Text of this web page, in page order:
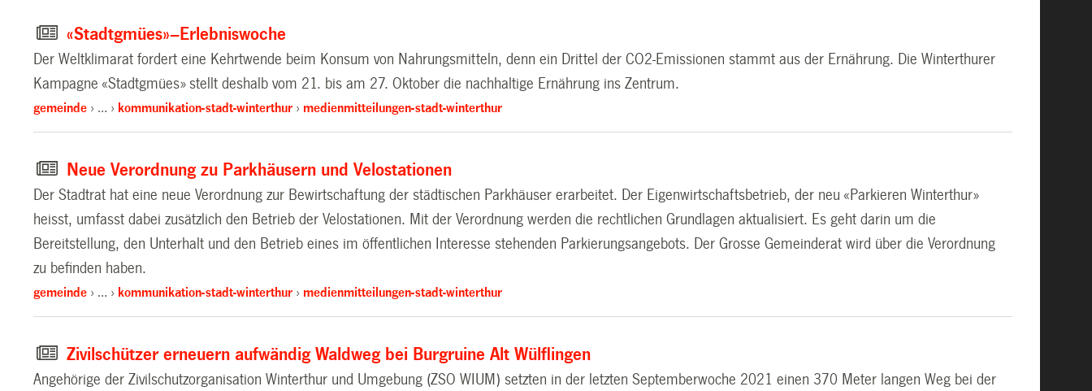
«Stadtgmües»–Erlebniswoche
Der Weltklimarat fordert eine Kehrtwende beim Konsum von Nahrungsmitteln, denn ein Drittel der CO2-Emissionen stammt aus der Ernährung. Die Winterthurer
Kampagne «Stadtgmües» stellt deshalb vom 21. bis am 27. Oktober die nachhaltige Ernährung ins Zentrum.
gemeinde … kommunikation-stadt-winterthur medienmitteilungen-stadt-winterthur
Neue Verordnung zu Parkhäusern und Velostationen
Der Stadtrat hat eine neue Verordnung zur Bewirtschaftung der städtischen Parkhäuser erarbeitet. Der Eigenwirtschaftsbetrieb, der neu «Parkieren Winterthur»
heisst, umfasst dabei zusätzlich den Betrieb der Velostationen. Mit der Verordnung werden die rechtlichen Grundlagen aktualisiert. Es geht darin um die
Bereitstellung, den Unterhalt und den Betrieb eines im öffentlichen Interesse stehenden Parkierungsangebots. Der Grosse Gemeinderat wird über die Verordnung
zu befinden haben.
gemeinde … kommunikation-stadt-winterthur medienmitteilungen-stadt-winterthur
Zivilschützer erneuern aufwändig Waldweg bei Burgruine Alt Wülflingen
Angehörige der Zivilschutzorganisation Winterthur und Umgebung (ZSO WIUM) setzten in der letzten Septemberwoche 2021 einen 370 Meter langen Weg bei der